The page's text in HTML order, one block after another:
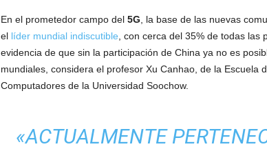
En el prometedor campo del 5G , la base de las nuevas
el líder mundial indiscutible , con cerca del 35% de todas
evidencia de que sin la participación de China ya no es
mundiales, considera el profesor Xu Canhao, de la Escuela
Computadores de la Universidad Soochow.
«ACTUALMENTE